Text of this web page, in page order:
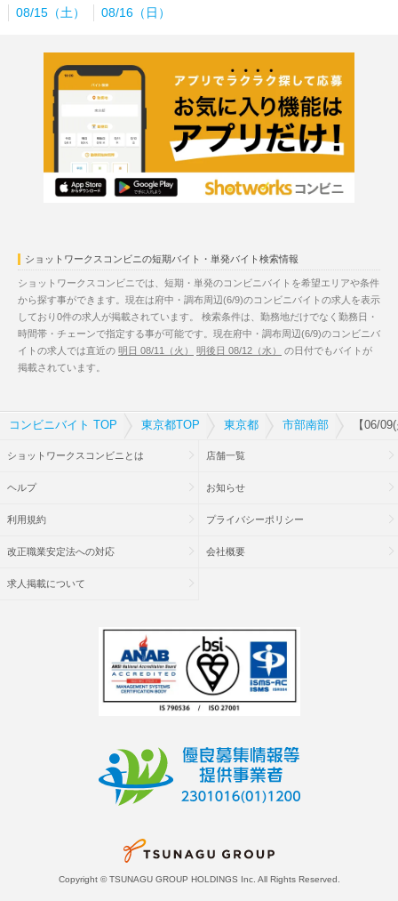
08/15（土）
08/16（日）
ショットワークスコンビニの短期バイト・単発バイト検索情報
ショットワークスコンビニでは、短期・単発のコンビニバイトを希望エリアや条件
から探す事ができます。現在は府中・調布周辺(6/9)のコンビニバイトの求人を表示
しており0件の求人が掲載されています。 検索条件は、勤務地だけでなく勤務日・
時間帯・チェーンで指定する事が可能です。現在府中・調布周辺(6/9)のコンビニバ
イトの求人では直近の 明日 08/11（火） 明後日 08/12（水）
の日付でもバイトが
掲載されています。
コンビニバイト TOP 東京都TOP 東京都 市部南部 【06/
ショットワークスコンビニとは 店舗一覧
ヘルプ お知らせ
利用規約 プライバシーポリシー
改正職業安定法への対応 会社概要
求人掲載について
Copyright © TSUNAGU GROUP HOLDINGS Inc. All Rights Reserved.